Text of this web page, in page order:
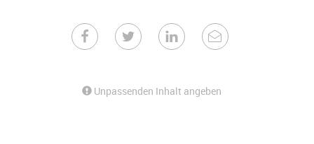
Unpassenden Inhalt angeben